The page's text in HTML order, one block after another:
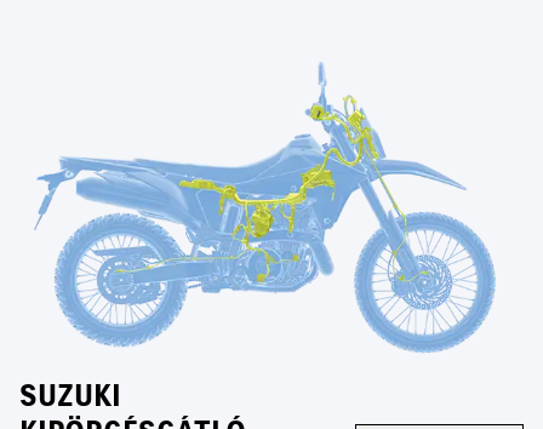
SUZUKI